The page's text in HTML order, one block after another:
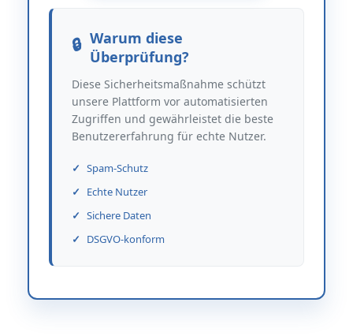
Warum diese
Überprüfung?
Diese Sicherheitsmaßnahme schützt
unsere Plattform vor automatisierten
Zugriffen und gewährleistet die beste
Benutzererfahrung für echte Nutzer.
Spam-Schutz
Echte Nutzer
Sichere Daten
DSGVO-konform